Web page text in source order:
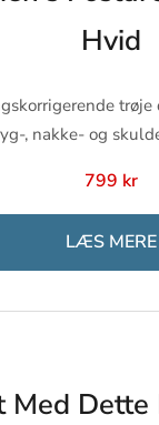
Hvid
trøje
, nakke- og
799 kr
LÆS MERE
Med